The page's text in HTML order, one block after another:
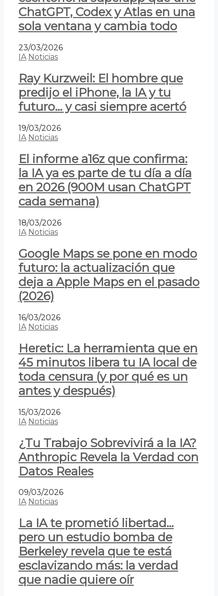
ChatGPT, Codex y Atlas en una
sola ventana y cambia todo
23/03/2026
IA Noticias
Ray Kurzweil: El hombre que
predijo el iPhone, la IA y tu
futuro… y casi siempre acertó
19/03/2026
IA Noticias
El informe a16z que confirma:
la IA ya es parte de tu día a día
en 2026 (900M usan ChatGPT
cada semana)
18/03/2026
IA Noticias
Google Maps se pone en modo
futuro: la actualización que
deja a Apple Maps en el pasado
(2026)
16/03/2026
IA Noticias
Heretic: La herramienta que en
45 minutos libera tu IA local de
toda censura (y por qué es un
antes y después)
15/03/2026
IA Noticias
¿Tu Trabajo Sobrevivirá a la IA?
Anthropic Revela la Verdad con
Datos Reales
09/03/2026
IA Noticias
La IA te prometió libertad…
pero un estudio bomba de
Berkeley revela que te está
esclavizando más: la verdad
que nadie quiere oír